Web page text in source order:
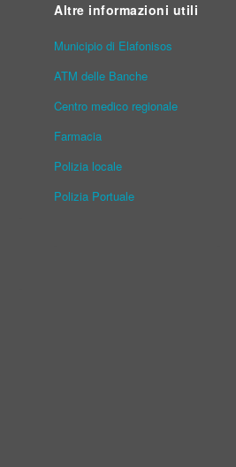
Altre informazioni utili
Municipio di Elafonisos
ATM delle Banche
Centro medico regionale
Farmacia
Polizia locale
Polizia Portuale